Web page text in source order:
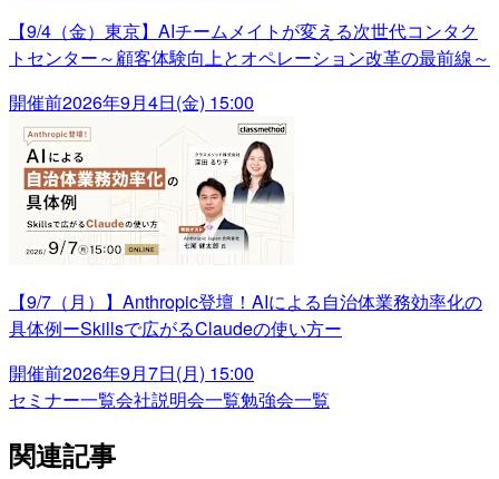
【9/4（金）東京】AIチームメイトが変える次世代コンタク
トセンター～顧客体験向上とオペレーション改革の最前線～
開催前2026年9月4日(金) 15:00
【9/7（月）】Anthropic登壇！AIによる自治体業務効率化の
具体例ーSkillsで広がるClaudeの使い方ー
開催前2026年9月7日(月) 15:00
セミナー一覧会社説明会一覧勉強会一覧
関連記事